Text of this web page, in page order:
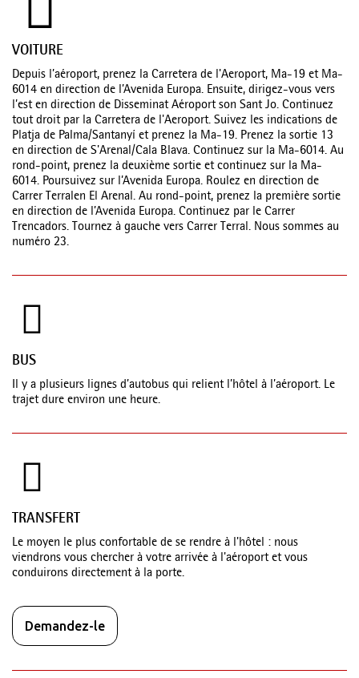
VOITURE
Depuis l’aéroport, prenez la Carretera de l'Aeroport, Ma-19 et Ma-
6014 en direction de l’Avenida Europa. Ensuite, dirigez-vous vers
l’est en direction de Disseminat Aéroport son Sant Jo. Continuez
tout droit par la Carretera de l'Aeroport. Suivez les indications de
Platja de Palma/Santanyí et prenez la Ma-19. Prenez la sortie 13
en direction de S'Arenal/Cala Blava. Continuez sur la Ma-6014. Au
rond-point, prenez la deuxième sortie et continuez sur la Ma-
6014. Poursuivez sur l’Avenida Europa. Roulez en direction de
Carrer Terralen El Arenal. Au rond-point, prenez la première sortie
en direction de l’Avenida Europa. Continuez par le Carrer
Trencadors. Tournez à gauche vers Carrer Terral. Nous sommes au
numéro 23.
BUS
Il y a plusieurs lignes d’autobus qui relient l’hôtel à l’aéroport. Le
trajet dure environ une heure.
TRANSFERT
Le moyen le plus confortable de se rendre à l'hôtel : nous
viendrons vous chercher à votre arrivée à l'aéroport et vous
conduirons directement à la porte.
Demandez-le